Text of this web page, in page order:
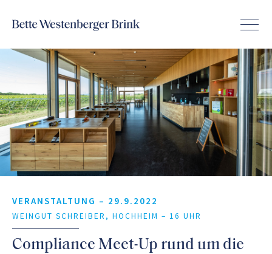
VERANSTALTUNG – 29.9.2022
WEINGUT SCHREIBER, HOCHHEIM – 16 UHR
Compliance Meet-Up rund um die